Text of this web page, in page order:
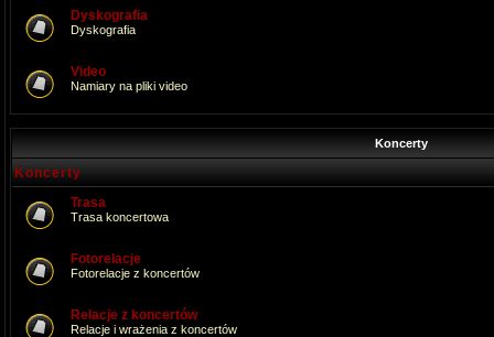
Dyskografia
Dyskografia
Video
Namiary na pliki video
Koncerty
Koncerty
Trasa
Trasa koncertowa
Fotorelacje
Fotorelacje z koncertów
Relacje z koncertów
Relacje i wrażenia z koncertów